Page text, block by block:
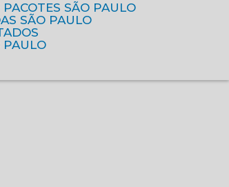
PACOTES SÃO PAULO
SÃO PAULO
PAULO